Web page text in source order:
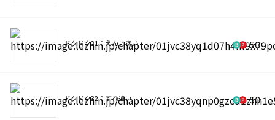
ドクドク31：えんじあい 50
ドクドク32：すれ違い 50